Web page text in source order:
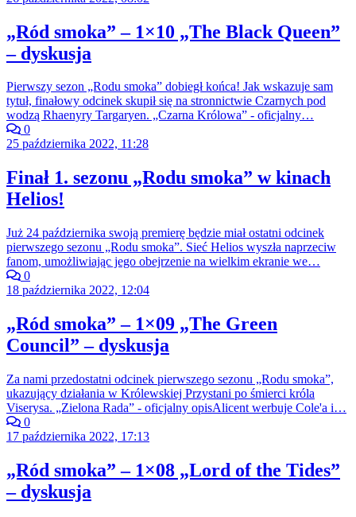
„Ród smoka” – 1×10 „The Black Queen”
– dyskusja
Pierwszy sezon „Rodu smoka” dobiegł końca! Jak wskazuje sam
tytuł, finałowy odcinek skupił się na stronnictwie Czarnych pod
wodzą Rhaenyry Targaryen. „Czarna Królowa” - oficjalny…
0
25 października 2022, 11:28
Finał 1. sezonu „Rodu smoka” w kinach
Helios!
Już 24 października swoją premierę będzie miał ostatni odcinek
pierwszego sezonu „Rodu smoka”. Sieć Helios wyszła naprzeciw
fanom, umożliwiając jego obejrzenie na wielkim ekranie we…
0
18 października 2022, 12:04
„Ród smoka” – 1×09 „The Green
Council” – dyskusja
Za nami przedostatni odcinek pierwszego sezonu „Rodu smoka”,
ukazujący działania w Królewskiej Przystani po śmierci króla
Viserysa. „Zielona Rada” - oficjalny opisAlicent werbuje Cole'a i…
0
17 października 2022, 17:13
„Ród smoka” – 1×08 „Lord of the Tides”
– dyskusja